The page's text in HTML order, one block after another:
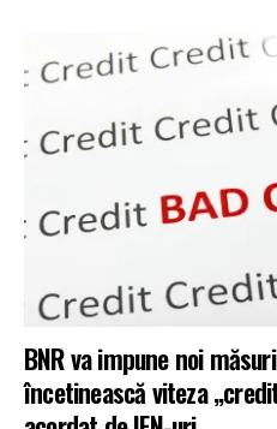
BNR va impune noi
încetinească viteza